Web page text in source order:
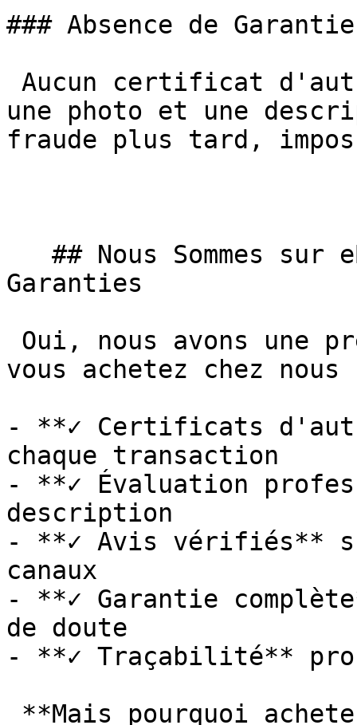
### Absence de Garantie
une photo et une
fraude plus tard,
Garanties
vous achetez chez
- **✓ Certificats
chaque transaction
- **✓ Évaluation
description
- **✓ Avis vérifiés**
canaux
- **✓ Garantie
de doute
- **✓ Traçabilité**